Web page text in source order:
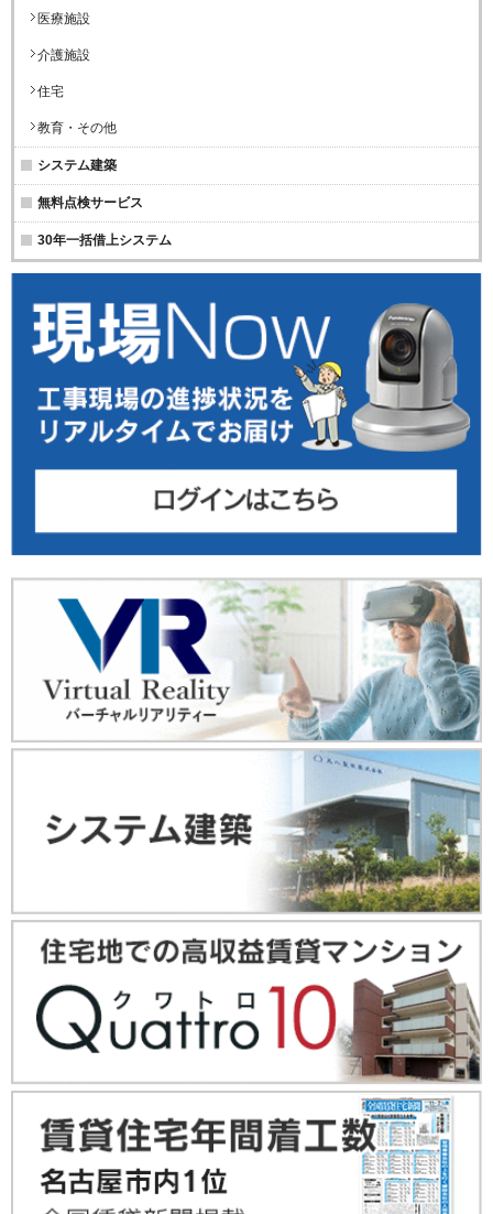
医療施設
介護施設
住宅
教育・その他
システム建築
無料点検サービス
30年一括借上システム